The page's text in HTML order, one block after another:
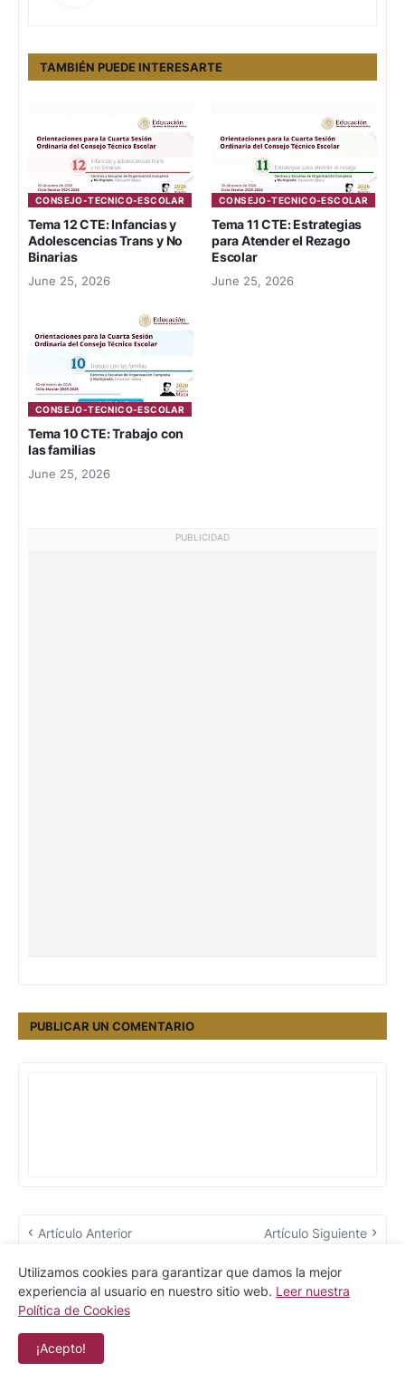
TAMBIÉN PUEDE INTERESARTE
CONSEJO-TECNICO-ESCOLAR
Tema 12 CTE: Infancias y
Adolescencias Trans y No
Binarias
June 25, 2026
CONSEJO-TECNICO-ESCOLAR
Tema 11 CTE: Estrategias
para Atender el Rezago
Escolar
June 25, 2026
CONSEJO-TECNICO-ESCOLAR
Tema 10 CTE: Trabajo con
las familias
June 25, 2026
PUBLICIDAD
PUBLICAR UN COMENTARIO
Artículo Anterior Artículo Siguiente
Utilizamos cookies para garantizar que damos la mejor
experiencia al usuario en nuestro sitio web. Leer nuestra
Política de Cookies
¡Acepto!